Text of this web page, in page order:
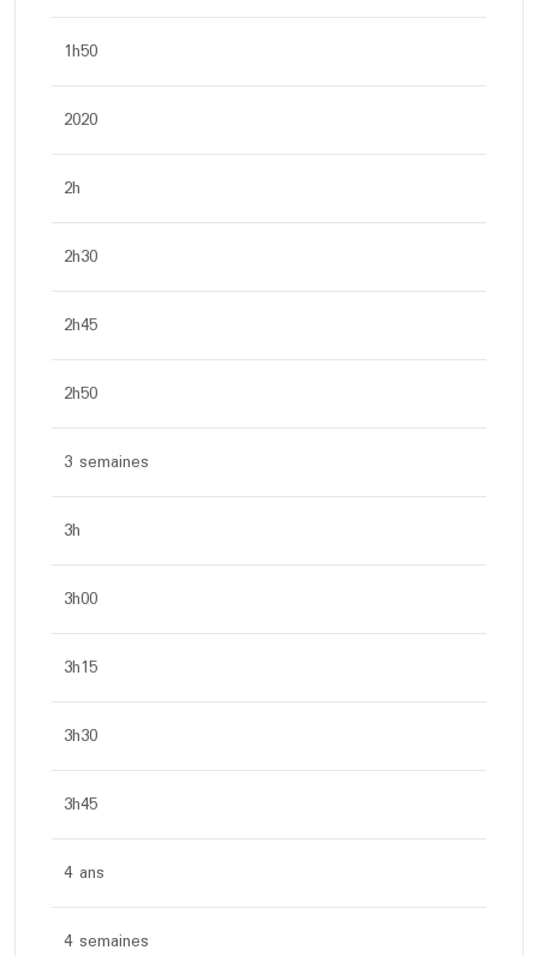
1h50
2020
2h
2h30
2h45
2h50
3 semaines
3h
3h00
3h15
3h30
3h45
4 ans
4 semaines